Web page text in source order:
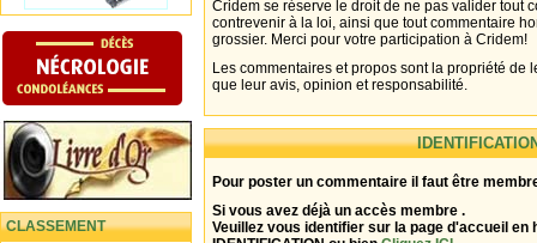
CLASSEMENT
Cridem se réserve le droit de ne pas valider tout
contrevenir à la loi, ainsi que tout commentaire
grossier. Merci pour votre participation à Cridem!
Les commentaires et propos sont la propriété de
que leur avis, opinion et responsabilité.
Pour poster un commentaire il faut être
Si vous avez déjà un accès membre .
Veuillez vous identifier sur la page d'accueil en